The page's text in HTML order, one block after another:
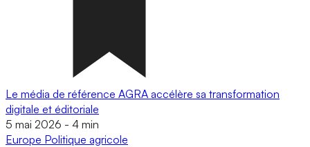
Le média de référence AGRA accélère sa transformation
digitale et éditoriale
5 mai 2026 - 4 min
Europe Politique agricole